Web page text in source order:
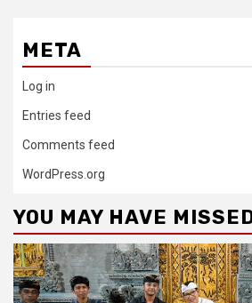
META
Log in
Entries feed
Comments feed
WordPress.org
YOU MAY HAVE